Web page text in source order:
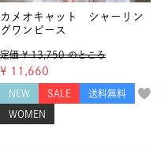
カメオキャット シャーリン
グワンピース
定価 ¥ 13,750 のところ
¥ 11,660
NEW SALE 送料無料
WOMEN